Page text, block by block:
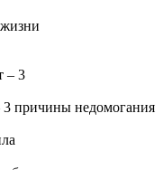
3 причины недомогания